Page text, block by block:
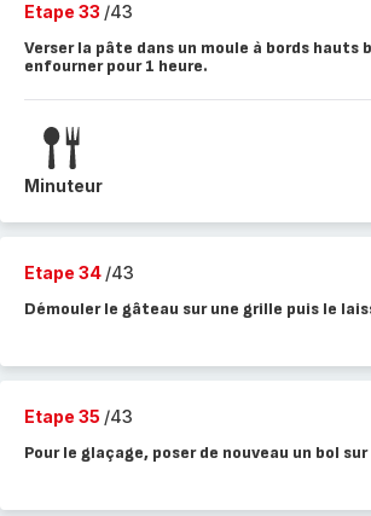
Etape 33 /43
Verser la pâte dans un moule à bords hauts
enfourner pour 1 heure.
Minuteur
Etape 34 /43
Démouler le gâteau sur une grille puis le
Etape 35 /43
Pour le glaçage, poser de nouveau un bol